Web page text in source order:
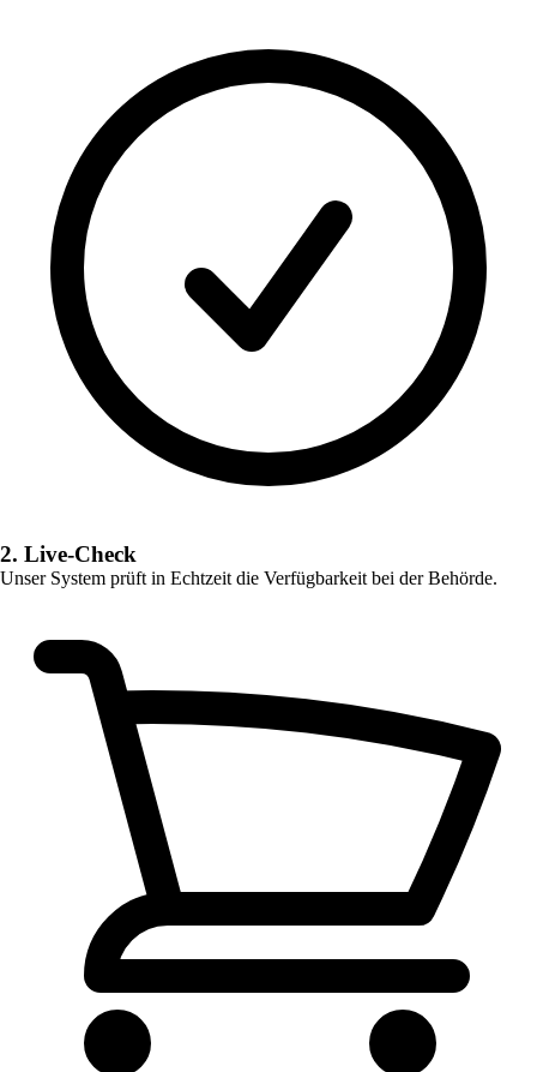
2. Live-Check
Unser System prüft in Echtzeit die Verfügbarkeit bei der Behörde.